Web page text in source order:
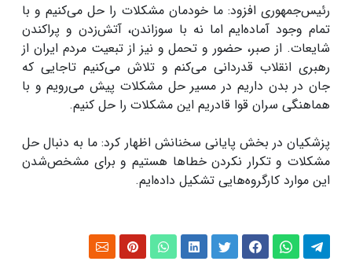
رئیس‌جمهوری افزود: ما خودمان مشکلات را حل می‌کنیم و با
تمام وجود آماده‌ایم اما نه با سوزاندن، آتش‌زدن و پراکندن
شایعات. از صبر، حضور و تحمل و نیز از تبعیت مردم ایران از
رهبری انقلاب قدردانی می‌کنم و تلاش می‌کنیم تاجایی که
جان در بدن داریم در مسیر حل مشکلات پیش می‌رویم و با
هماهنگی سران قوا قادریم این مشکلات را حل کنیم.
پزشکیان در بخش پایانی سخنانش اظهار کرد: ما به دنبال حل
مشکلات و تکرار نکردن خطاها هستیم و برای مشخص‌شدن
این موارد کارگروه‌هایی تشکیل داده‌ایم.